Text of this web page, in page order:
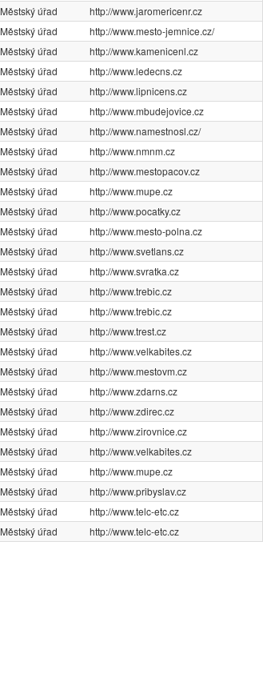
Městský úřad
http://www.jaromericenr.cz
Městský úřad
http://www.mesto-jemnice.cz/
Městský úřad
http://www.kamenicenl.cz
Městský úřad
http://www.ledecns.cz
Městský úřad
http://www.lipnicens.cz
Městský úřad
http://www.mbudejovice.cz
Městský úřad
http://www.namestnosl.cz/
Městský úřad
http://www.nmnm.cz
Městský úřad
http://www.mestopacov.cz
Městský úřad
http://www.mupe.cz
Městský úřad
http://www.pocatky.cz
Městský úřad
http://www.mesto-polna.cz
Městský úřad
http://www.svetlans.cz
Městský úřad
http://www.svratka.cz
Městský úřad
http://www.trebic.cz
Městský úřad
http://www.trebic.cz
Městský úřad
http://www.trest.cz
Městský úřad
http://www.velkabites.cz
Městský úřad
http://www.mestovm.cz
Městský úřad
http://www.zdarns.cz
Městský úřad
http://www.zdirec.cz
Městský úřad
http://www.zirovnice.cz
Městský úřad
http://www.velkabites.cz
Městský úřad
http://www.mupe.cz
Městský úřad
http://www.pribyslav.cz
Městský úřad
http://www.telc-etc.cz
Městský úřad http://www.telc-etc.cz